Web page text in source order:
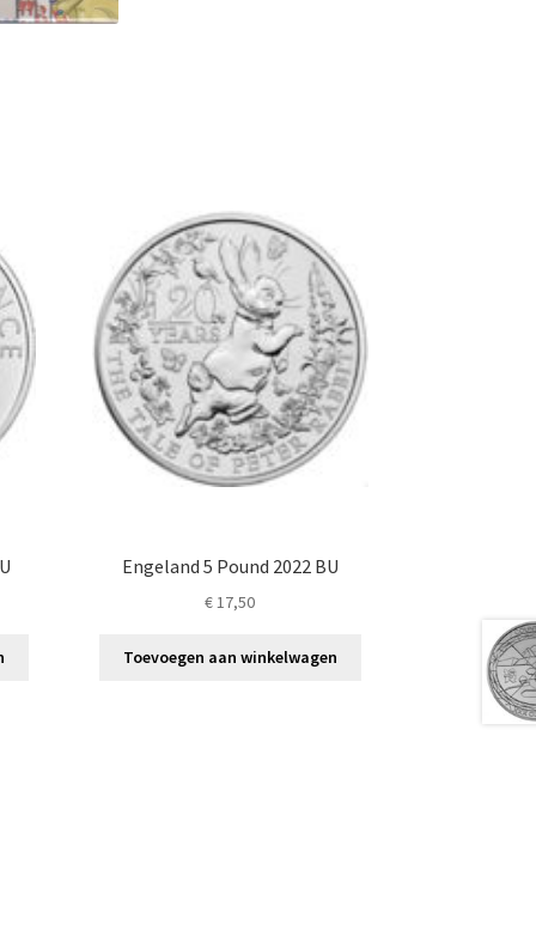
Engeland 5 Pound 2022 BU
€ 17,50
Toevoegen aan winkelwagen